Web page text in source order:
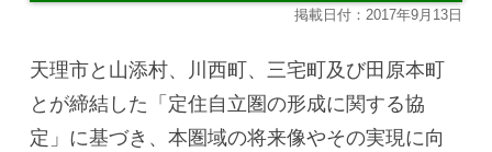
掲載日付：2017年9月13日
天理市と山添村、川西町、三宅町及び田原本町
とが締結した「定住自立圏の形成に関する協
定」に基づき、本圏域の将来像やその実現に向